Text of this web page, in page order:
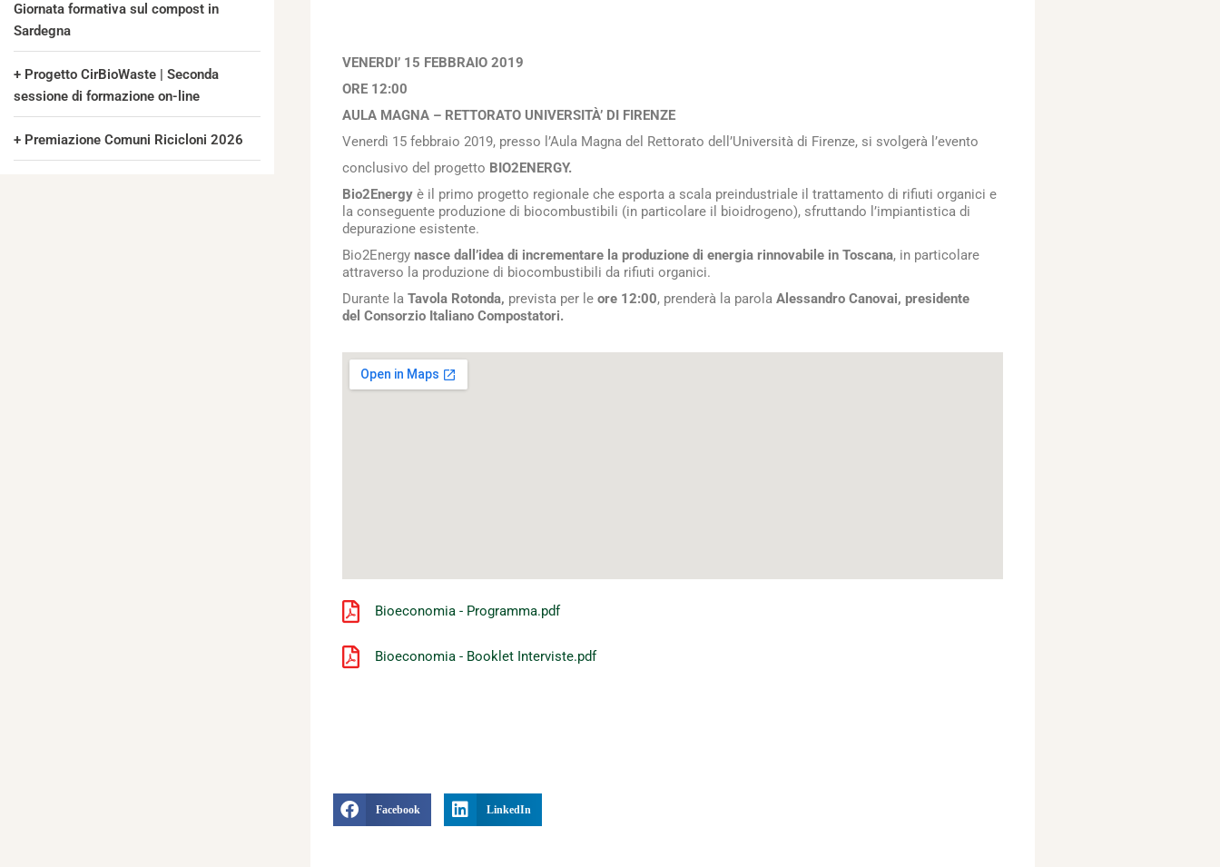
Giornata formativa sul compost in
Sardegna
Progetto CirBioWaste | Seconda
sessione di formazione on-line
Premiazione Comuni Ricicloni 2026
VENERDI’ 15 FEBBRAIO 2019
ORE 12:00
AULA MAGNA – RETTORATO UNIVERSITÀ’ DI FIRENZE
Venerdì 15 febbraio 2019, presso l’Aula Magna del Rettorato dell’Università di Firenze, si svolgerà l’evento
conclusivo del progetto BIO2ENERGY.
Bio2Energy è il primo progetto regionale che esporta a scala preindustriale il trattamento di rifiuti organici e
la conseguente produzione di biocombustibili (in particolare il bioidrogeno), sfruttando l’impiantistica di
depurazione esistente.
Bio2Energy nasce dall’idea di incrementare la produzione di energia rinnovabile in Toscana, in particolare
attraverso la produzione di biocombustibili da rifiuti organici.
Durante la Tavola Rotonda, prevista per le ore 12:00, prenderà la parola Alessandro Canovai, presidente
del Consorzio Italiano Compostatori.
Bioeconomia - Programma.pdf
Bioeconomia - Booklet Interviste.pdf
Facebook LinkedIn